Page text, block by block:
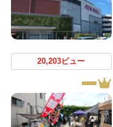
20,203ビュー